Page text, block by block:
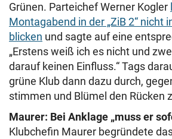
Grünen. Parteichef Werner Kogler
Montagabend in der „ZiB 2“ nicht
blicken und sagte auf eine
„Erstens weiß ich es nicht und
darauf keinen Einfluss.“ Tags
grüne Klub dann dazu durch,
stimmen und Blümel den Rücken
Maurer: Bei Anklage „muss er
Klubchefin Maurer begründete